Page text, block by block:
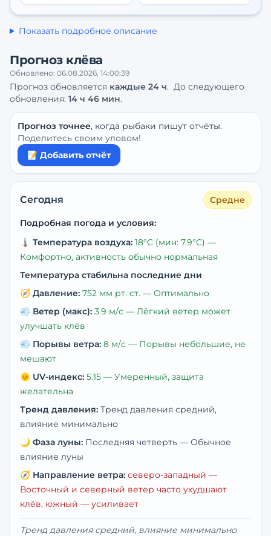
Показать подробное описание
Прогноз клёва
Обновлено: 06.08.2026, 14:00:39
Прогноз обновляется каждые 24 ч. До следующего
обновления: 14 ч 46 мин.
Прогноз точнее, когда рыбаки пишут отчёты.
Поделитесь своим уловом!
📝 Добавить отчёт
Сегодня Средне
Подробная погода и условия:
🌡️ Температура воздуха: 18°C (мин: 7.9°C) —
Комфортно, активность обычно нормальная
Температура стабильна последние дни
🧭 Давление: 752 мм рт. ст. — Оптимально
💨 Ветер (макс): 3.9 м/с — Лёгкий ветер может
улучшать клёв
💨 Порывы ветра: 8 м/с — Порывы небольшие, не
мешают
🌞 UV-индекс: 5.15 — Умеренный, защита
желательна
Тренд давления: Тренд давления средний,
влияние минимально
🌙 Фаза луны: Последняя четверть — Обычное
влияние луны
🧭 Направление ветра: северо-западный —
Восточный и северный ветер часто ухудшают
клёв, южный — усиливает
Тренд давления средний, влияние минимально